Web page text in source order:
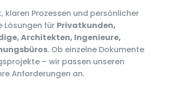
klaren Prozessen und persönlicher
Lösungen für Privatkunden,
Architekten, Ingenieure,
. Ob einzelne Dokumente
– wir passen unseren
Anforderungen an.